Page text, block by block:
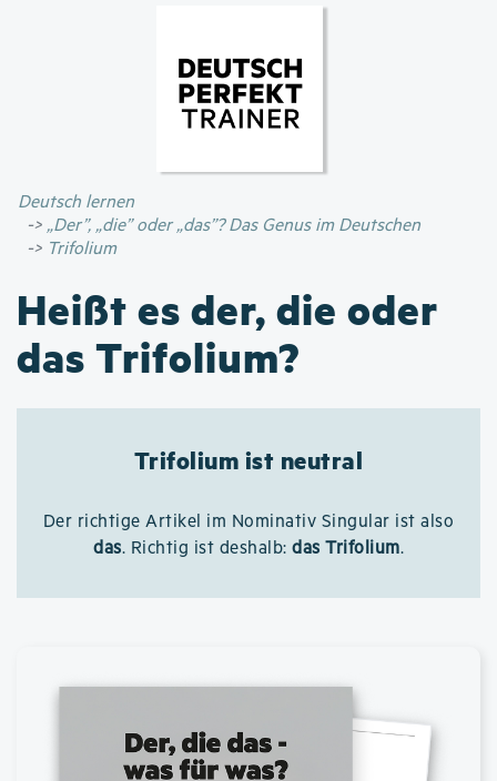
Inhalt
Deutsch lernen
„Der”, „die” oder „das”? Das Genus im Deutschen
Trifolium
Heißt es der, die oder
das Trifolium?
Trifolium ist neutral
Der richtige Artikel im Nominativ Singular ist also
das. Richtig ist deshalb: das Trifolium.